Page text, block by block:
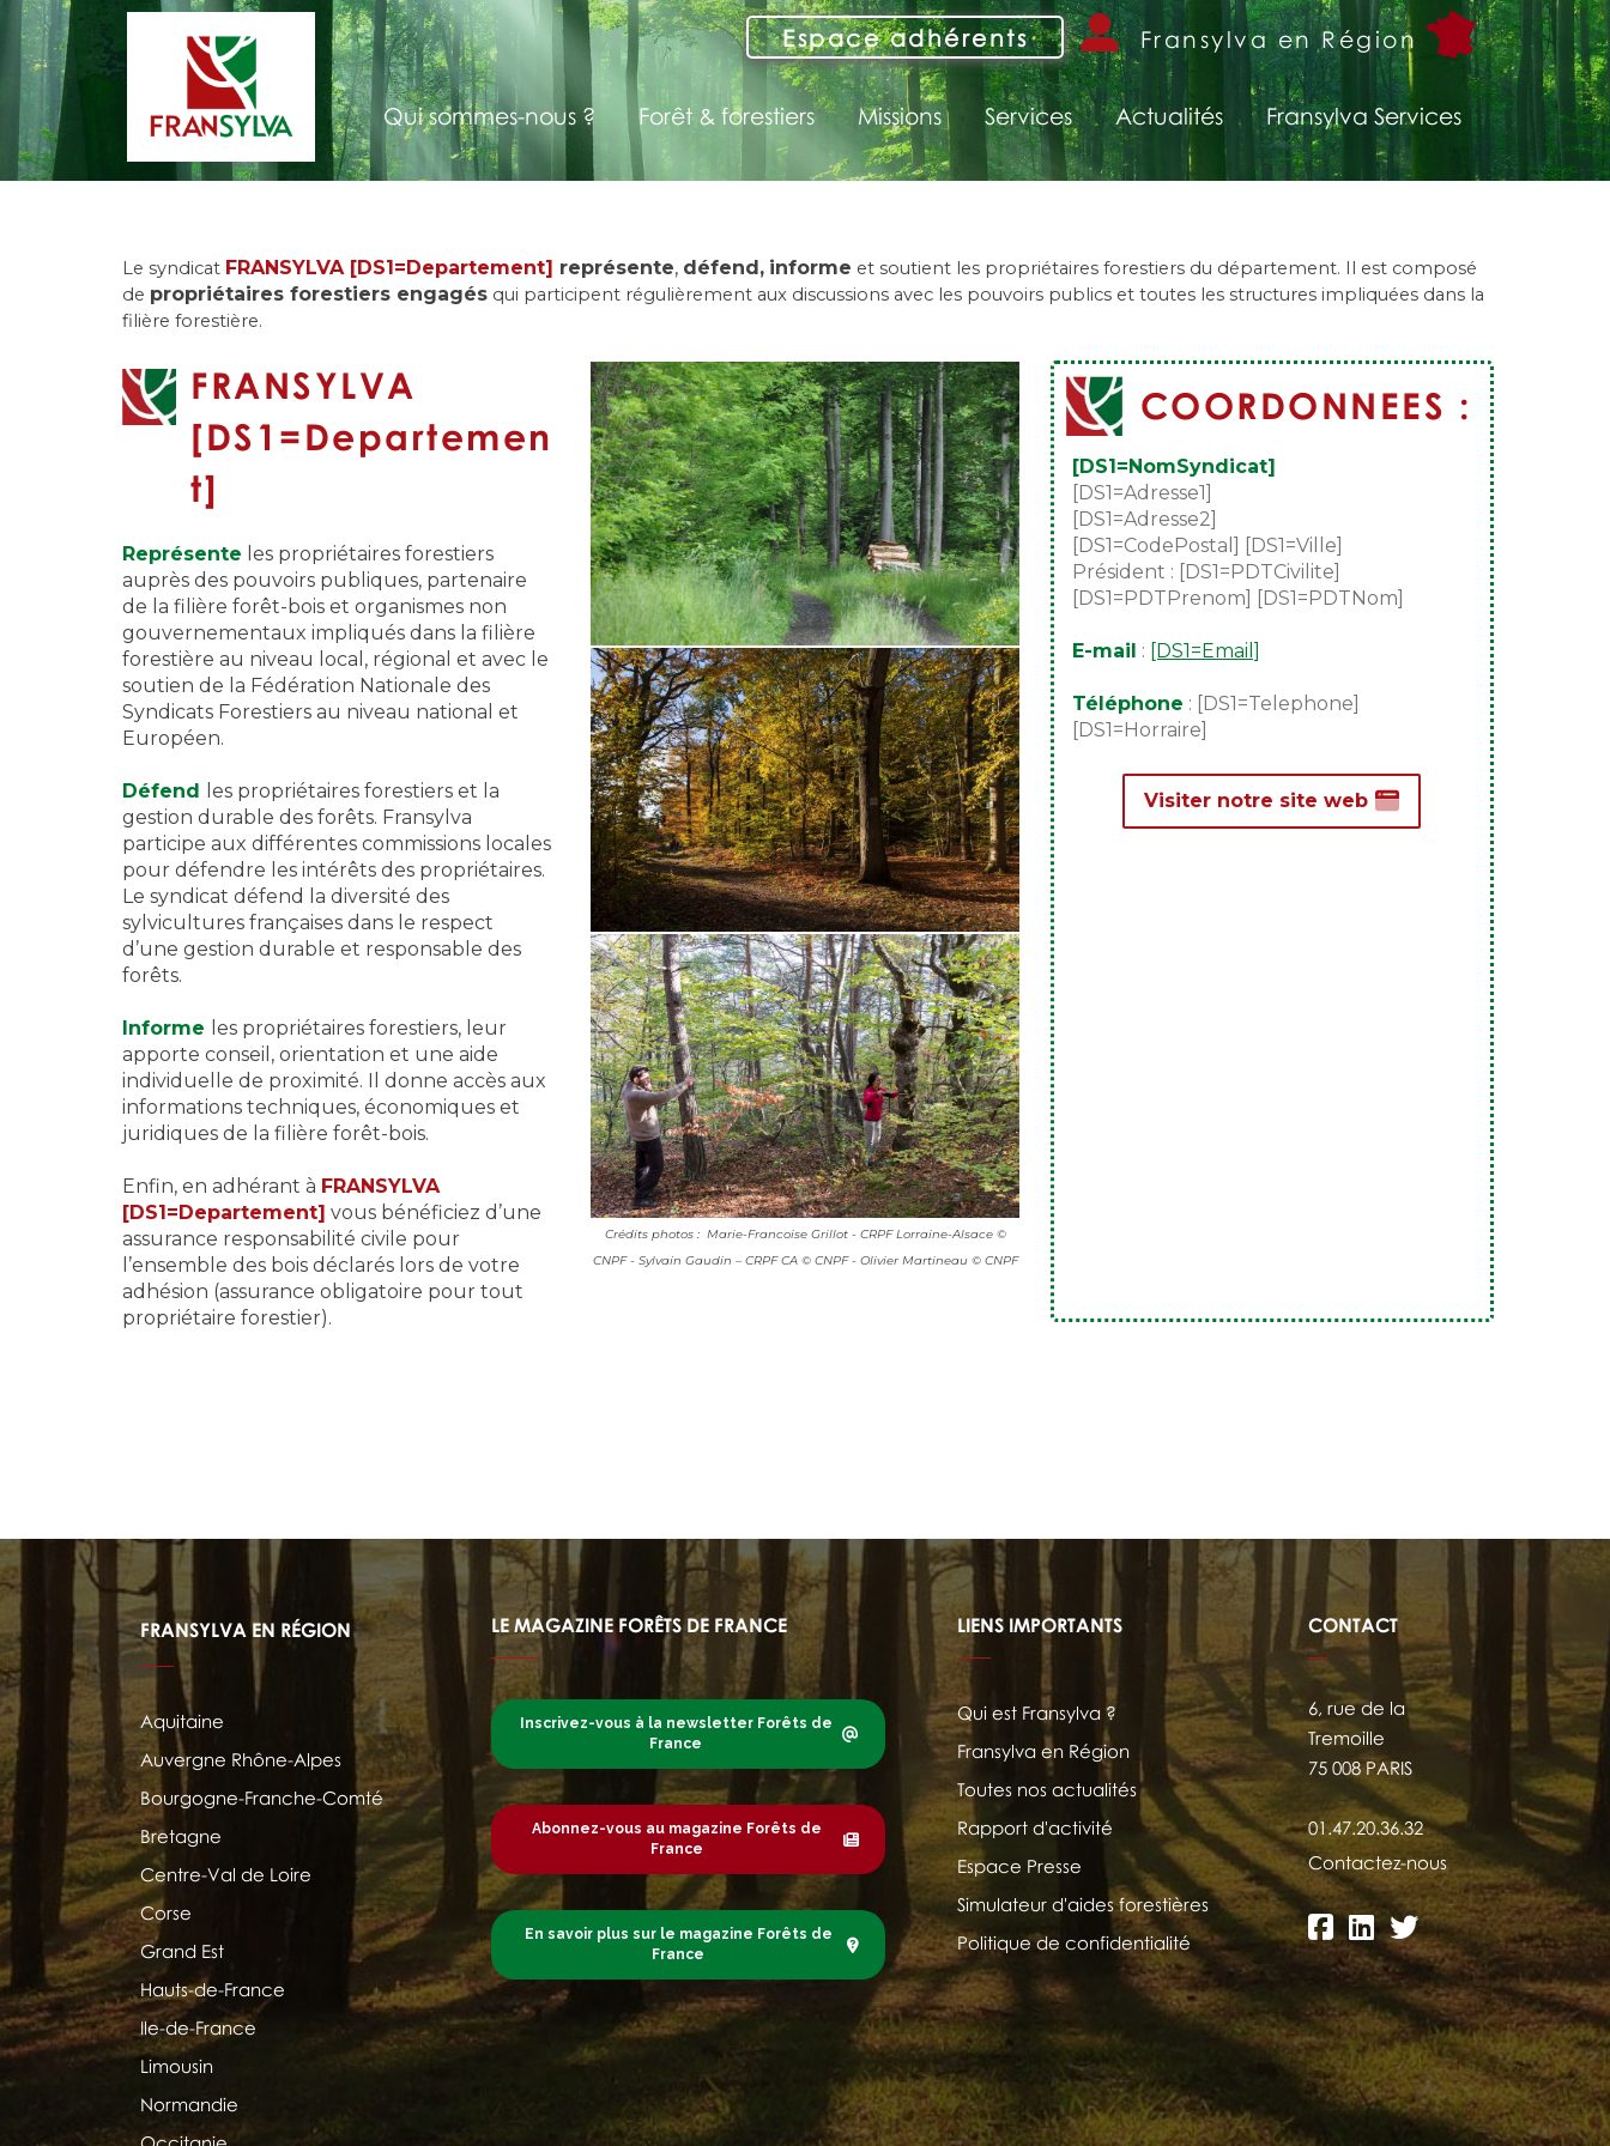
Espace adhérents Fransylva en Région
Qui sommes-nous ? Forêt & forestiers Missions Services Actualités Fransylva Services
Le syndicat FRANSYLVA [DS1=Departement] représente, défend, informe et soutient les propriétaires forestiers du département. Il est composé
de propriétaires forestiers engagés qui participent régulièrement aux discussions avec les pouvoirs publics et toutes les structures impliquées dans la
filière forestière.
FRANSYLVA
[DS1=Departemen
t]
Représente les propriétaires forestiers
auprès des pouvoirs publiques, partenaire
de la filière forêt-bois et organismes non
gouvernementaux impliqués dans la filière
forestière au niveau local, régional et avec le
soutien de la Fédération Nationale des
Syndicats Forestiers au niveau national et
Européen.
Défend les propriétaires forestiers et la
gestion durable des forêts. Fransylva
participe aux différentes commissions locales
pour défendre les intérêts des propriétaires.
Le syndicat défend la diversité des
sylvicultures françaises dans le respect
d’une gestion durable et responsable des
forêts.
Informe les propriétaires forestiers, leur
apporte conseil, orientation et une aide
individuelle de proximité. Il donne accès aux
informations techniques, économiques et
juridiques de la filière forêt-bois.
Enfin, en adhérant à FRANSYLVA
[DS1=Departement] vous bénéficiez d’une
assurance responsabilité civile pour
l’ensemble des bois déclarés lors de votre
adhésion (assurance obligatoire pour tout
propriétaire forestier).
Crédits photos : Marie-Francoise Grillot - CRPF Lorraine-Alsace ©
CNPF - Sylvain Gaudin – CRPF CA © CNPF - Olivier Martineau © CNPF
COORDONNEES :
[DS1=NomSyndicat]
[DS1=Adresse1]
[DS1=Adresse2]
[DS1=CodePostal] [DS1=Ville]
Président : [DS1=PDTCivilite]
[DS1=PDTPrenom] [DS1=PDTNom]
E-mail : [DS1=Email]
Téléphone : [DS1=Telephone]
[DS1=Horraire]
Visiter notre site web
FRANSYLVA EN RÉGION
Aquitaine
Auvergne Rhône-Alpes
Bourgogne-Franche-Comté
Bretagne
Centre-Val de Loire
Corse
Grand Est
Hauts-de-France
Ile-de-France
Limousin
Normandie
LE MAGAZINE FORÊTS DE FRANCE
Inscrivez-vous à la newsletter Forêts de
France
Abonnez-vous au magazine Forêts de
France
En savoir plus sur le magazine Forêts de
France
LIENS IMPORTANTS
Qui est Fransylva ?
Fransylva en Région
Toutes nos actualités
Rapport d'activité
Espace Presse
Simulateur d'aides forestières
Politique de confidentialité
CONTACT
6, rue de la
Tremoille
75 008 PARIS
01.47.20.36.32
Contactez-nous